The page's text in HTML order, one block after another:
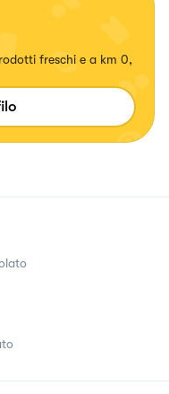
freschi e a km 0,